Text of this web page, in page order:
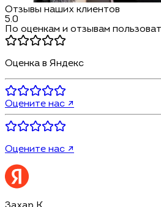
Отзывы наших клиентов
5.0
По оценкам и отзывам
Оценка в Яндекс
Оцените нас ↗
Оцените нас ↗